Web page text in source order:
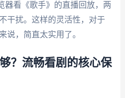
器看《歌手》的直播回放，两
干扰。这样的灵活性，对于
说，简直太实用了。
？流畅看剧的核心保